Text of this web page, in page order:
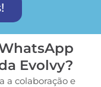
Evolvy?
a colaboração e